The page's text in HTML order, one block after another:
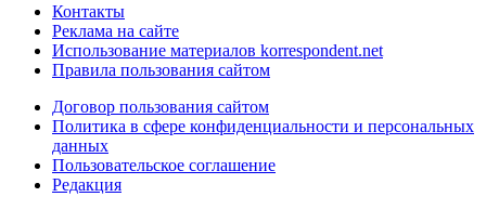
Контакты
Реклама на сайте
Использование материалов korrespondent.net
Правила пользования сайтом
Договор пользования сайтом
Политика в сфере конфиденциальности и персональных
данных
Пользовательское соглашение
Редакция